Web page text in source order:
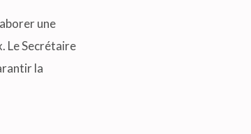
une
Le Secrétaire
la